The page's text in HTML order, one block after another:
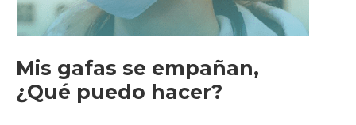
Mis gafas se empañan,
¿Qué puedo hacer?